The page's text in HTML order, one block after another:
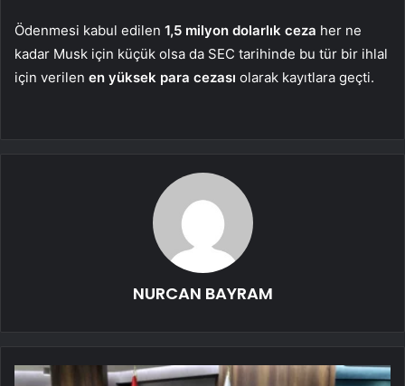
Ödenmesi kabul edilen 1,5 milyon dolarlık ceza her ne
kadar Musk için küçük olsa da SEC tarihinde bu tür bir ihlal
için verilen en yüksek para cezası olarak kayıtlara geçti.
NURCAN BAYRAM